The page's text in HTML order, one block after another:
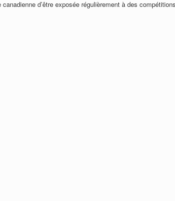
canadienne d’être exposée régulièrement à des